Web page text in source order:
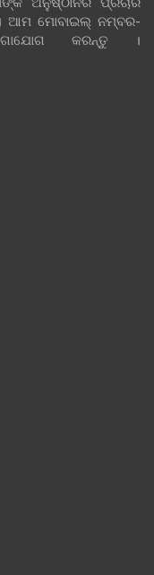
ଆମ ମୋବାଇଲ୍ ନମ୍ବର-
କରନ୍ତୁ ।